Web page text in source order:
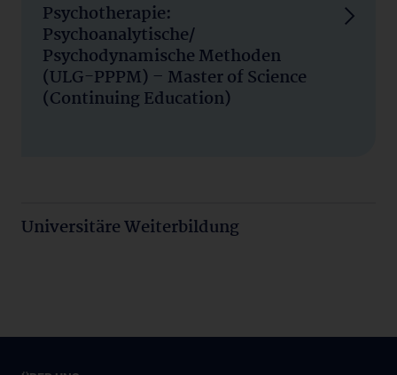
Psychotherapie:
Psychoanalytische/
Psychodynamische Methoden
(ULG-PPPM) – Master of Science
(Continuing Education)
Universitäre Weiterbildung